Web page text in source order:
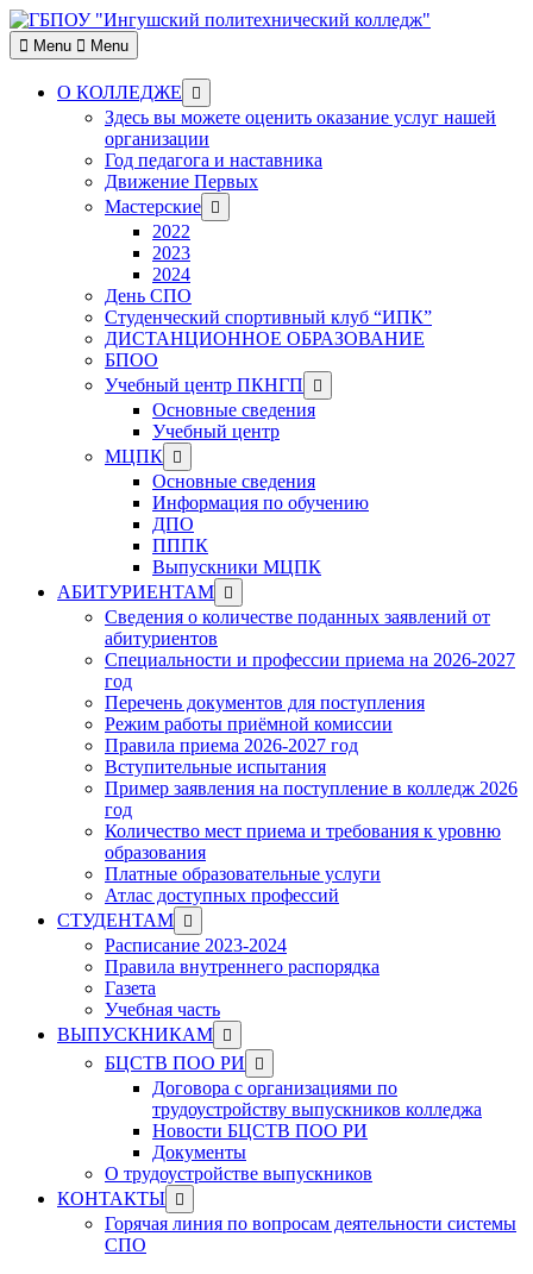
Skip
to
content
Menu Menu
О КОЛЛЕДЖЕ
Show
sub
menu
Здесь вы можете оценить оказание услуг нашей
организации
Год педагога и наставника
Движение Первых
Мастерские Show
sub
2022
2023
2024
День СПО
Студенческий спортивный клуб “ИПК”
ДИСТАНЦИОННОЕ ОБРАЗОВАНИЕ
БПОО
Учебный центр ПКНГП
Show
sub
menu
Основные сведения
Учебный центр
МЦПК Show
sub
menu
Основные сведения
Информация по обучению
ДПО
ПППК
Выпускники МЦПК
АБИТУРИЕНТАМ Show
sub
menu
Сведения о количестве поданных заявлений от
абитуриентов
Специальности и профессии приема на 2026-2027
год
Перечень документов для поступления
Режим работы приёмной комиссии
Правила приема 2026-2027 год
Вступительные испытания
Пример заявления на поступление в колледж 2026
год
Количество мест приема и требования к уровню
образования
Платные образовательные услуги
Атлас доступных профессий
СТУДЕНТАМ Show
sub
menu
Расписание 2023-2024
Правила внутреннего распорядка
Газета
Учебная часть
ВЫПУСКНИКАМ Show
sub
menu
БЦСТВ ПОО РИ
Show
sub
menu
Договора с организациями по
трудоустройству выпускников колледжа
Новости БЦСТВ ПОО РИ
Документы
О трудоустройстве выпускников
КОНТАКТЫ Show
sub
menu
Горячая линия по вопросам деятельности системы
СПО